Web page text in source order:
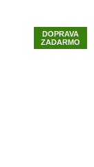
DOPRAVA
ZADARMO